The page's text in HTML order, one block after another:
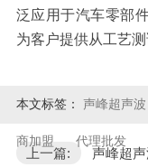
泛应用于汽车零部
为客户提供从工艺
本文标签： 声峰超声波
商加盟 代理批发
上一篇:
声峰超